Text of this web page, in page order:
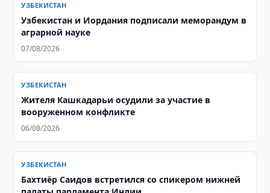
УЗБЕКИСТАН
Узбекистан и Иордания подписали меморандум в
аграрной науке
07/08/2026
УЗБЕКИСТАН
Жителя Кашкадарьи осудили за участие в
вооруженном конфликте
06/08/2026
УЗБЕКИСТАН
Бахтиёр Саидов встретился со спикером нижней